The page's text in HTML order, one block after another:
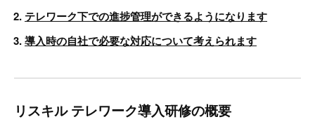
テレワーク下での進捗管理ができるようになります
導入時の自社で必要な対応について考えられます
リスキル テレワーク導入研修の概要